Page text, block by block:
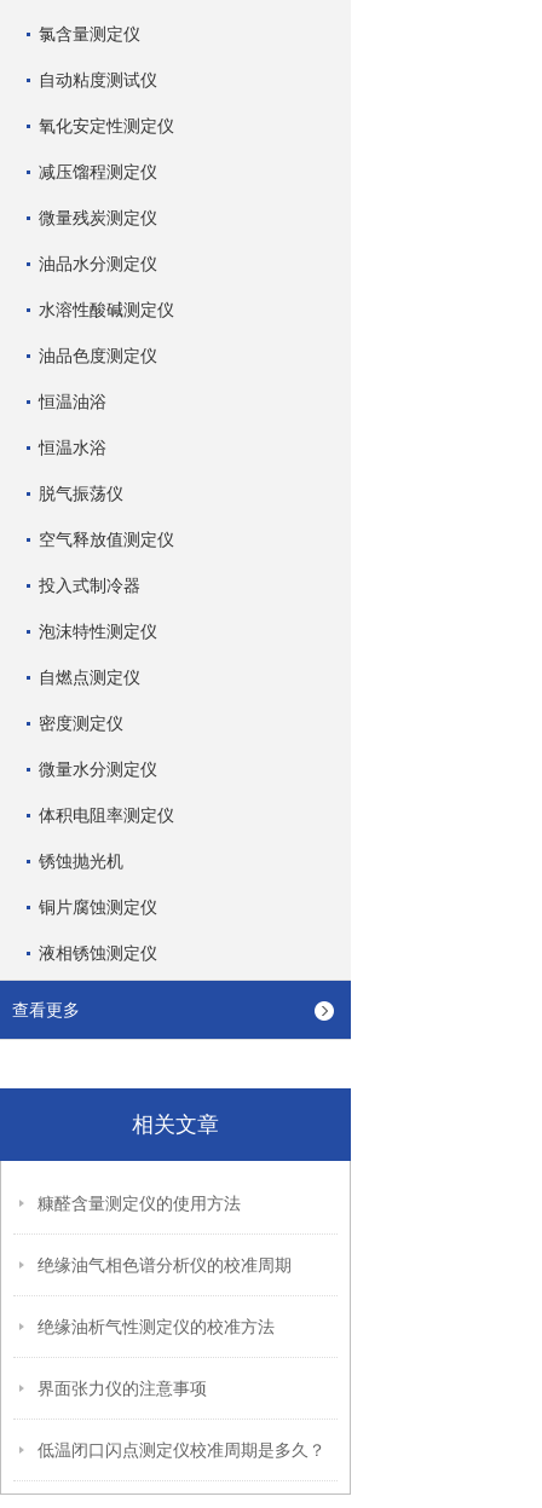
氯含量测定仪
自动粘度测试仪
氧化安定性测定仪
减压馏程测定仪
微量残炭测定仪
油品水分测定仪
水溶性酸碱测定仪
油品色度测定仪
恒温油浴
恒温水浴
脱气振荡仪
空气释放值测定仪
投入式制冷器
泡沫特性测定仪
自燃点测定仪
密度测定仪
微量水分测定仪
体积电阻率测定仪
锈蚀抛光机
铜片腐蚀测定仪
液相锈蚀测定仪
查看更多
相关文章
糠醛含量测定仪的使用方法
绝缘油气相色谱分析仪的校准周期
绝缘油析气性测定仪的校准方法
界面张力仪的注意事项
低温闭口闪点测定仪校准周期是多久？